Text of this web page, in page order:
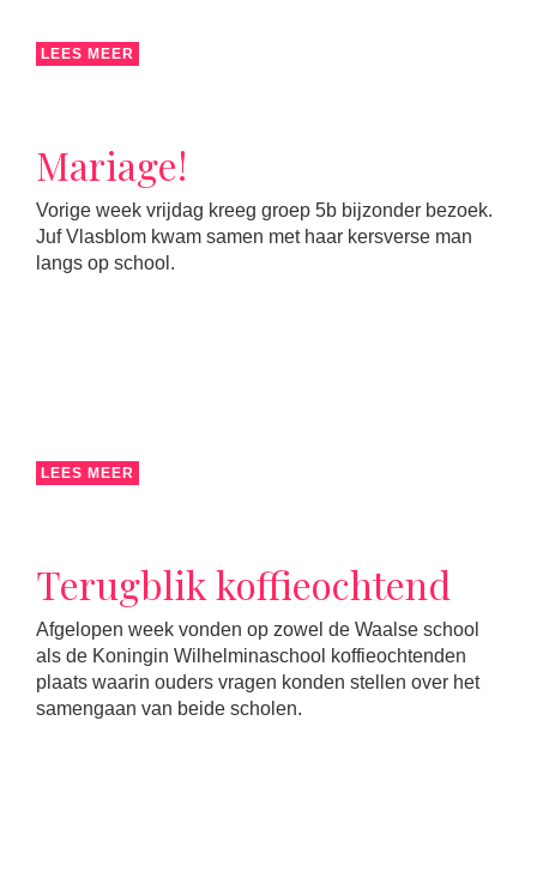
LEES MEER
Mariage!
Vorige week vrijdag kreeg groep 5b bijzonder bezoek.
Juf Vlasblom kwam samen met haar kersverse man
langs op school.
LEES MEER
Terugblik koffieochtend
Afgelopen week vonden op zowel de Waalse school
als de Koningin Wilhelminaschool koffieochtenden
plaats waarin ouders vragen konden stellen over het
samengaan van beide scholen.